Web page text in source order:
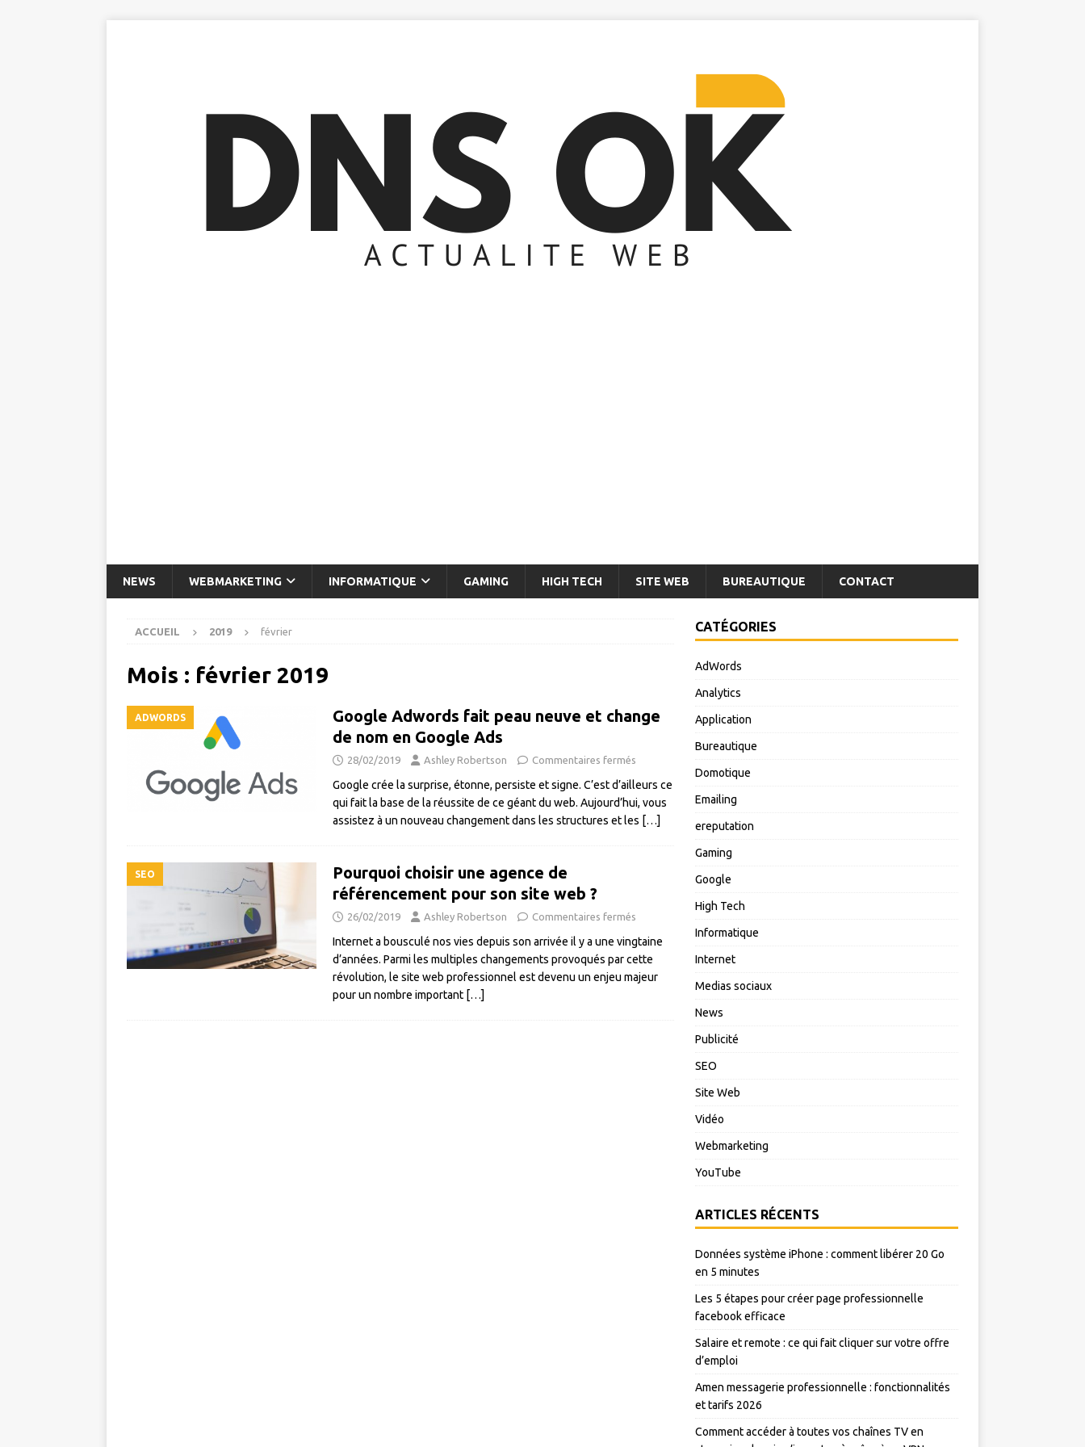
NEWS WEBMARKETING INFORMATIQUE GAMING HIGH TECH SITE WEB BUREAUTIQUE CONTACT
ACCUEIL 2019 février
Mois : février 2019
ADWORDS
Google Adwords fait peau neuve et change
de nom en Google Ads
28/02/2019 Ashley Robertson Commentaires fermés
Google crée la surprise, étonne, persiste et signe. C’est d’ailleurs ce
qui fait la base de la réussite de ce géant du web. Aujourd’hui, vous
assistez à un nouveau changement dans les structures et les […]
SEO
Pourquoi choisir une agence de
référencement pour son site web ?
26/02/2019 Ashley Robertson Commentaires fermés
Internet a bousculé nos vies depuis son arrivée il y a une vingtaine
d’années. Parmi les multiples changements provoqués par cette
révolution, le site web professionnel est devenu un enjeu majeur
pour un nombre important […]
CATÉGORIES
AdWords
Analytics
Application
Bureautique
Domotique
Emailing
ereputation
Gaming
Google
High Tech
Informatique
Internet
Medias sociaux
News
Publicité
SEO
Site Web
Vidéo
Webmarketing
YouTube
ARTICLES RÉCENTS
Données système iPhone : comment libérer 20 Go
en 5 minutes
Les 5 étapes pour créer page professionnelle
facebook efficace
Salaire et remote : ce qui fait cliquer sur votre offre
d’emploi
Amen messagerie professionnelle : fonctionnalités
et tarifs 2026
Comment accéder à toutes vos chaînes TV en